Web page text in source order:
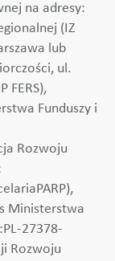
na adresy:
(IZ
lub
ul.
FERS),
Funduszy i
Rozwoju
Ministerstwa
27378-
Rozwoju